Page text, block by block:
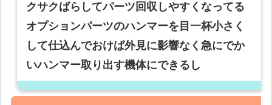
クサクばらしてパーツ回収しやすくなってる
オプションパーツのハンマーを目一杯小さく
して仕込んでおけば外見に影響なく急にでか
いハンマー取り出す機体にできるし